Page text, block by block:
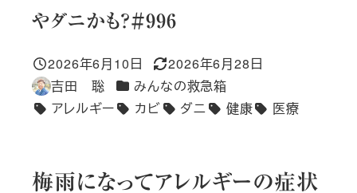
やダニかも？＃996
投稿日
2026年6月10日
更新日
2026年6月28日
著
者
吉田 聡 カテゴリー
みんなの救急箱
タグ
アレルギー カビ ダニ 健康 医療
梅雨になってアレルギーの症状